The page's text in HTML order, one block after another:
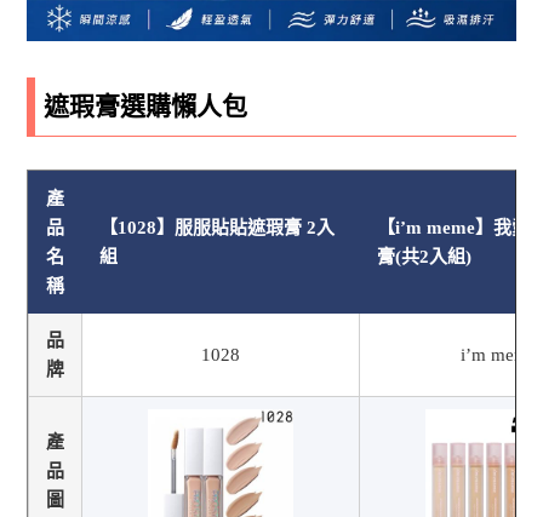
遮瑕膏選購懶人包
產
品
名
稱
【1028】服服貼貼遮瑕膏 2入
組
【i’m meme】我愛
膏(共2入組)
品
牌
1028 i’m meme
產
品
圖